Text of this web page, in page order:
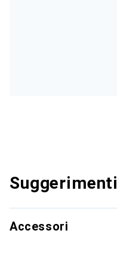
Suggerimenti
Accessori